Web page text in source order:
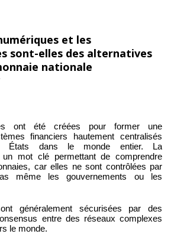
et les
sont-elles des alternatives
nationale
ont été créées pour former une
financiers hautement centralisés
États dans le monde entier. La
un mot clé permettant de comprendre
car elles ne sont contrôlées par
même les gouvernements ou les
généralement sécurisées par des
entre des réseaux complexes
le monde.